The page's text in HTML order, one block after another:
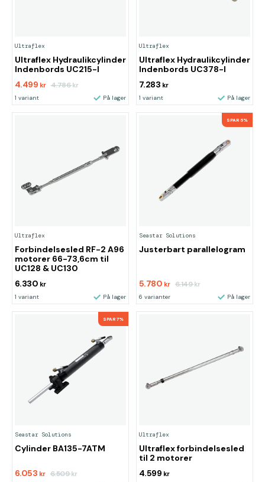
Ultraflex
Ultraflex Hydraulikcylinder
Indenbords UC215-I
4.499 kr 4.786kr
1 variant På lager
Ultraflex
Ultraflex Hydraulikcylinder
Indenbords UC378-I
7.283 kr
1 variant På lager
Ultraflex
Forbindelsesled RF-2 A96
motorer 66-73,6cm til
UC128 & UC130
6.330 kr
1 variant På lager
SPAR 6%
Seastar Solutions
Justerbart parallelogram
5.780 kr 6.149kr
6 varianter På lager
SPAR 7%
Seastar Solutions
Cylinder BA135-7ATM
6.053 kr 6.509kr
Ultraflex
Ultraflex forbindelsesled
til 2 motorer
4.599 kr